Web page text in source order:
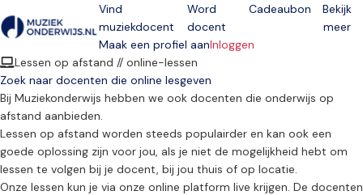
Open menu
Vind
muziekdocent
Word
docent
Cadeaubon
Bekijk
meer
Maak een profiel aanInloggen
Lessen op afstand // online-lessen
Zoek naar docenten die online lesgeven
Bij Muziekonderwijs hebben we ook docenten die onderwijs op
afstand aanbieden.
Lessen op afstand worden steeds populairder en kan ook een
goede oplossing zijn voor jou, als je niet de mogelijkheid hebt om
lessen te volgen bij je docent, bij jou thuis of op locatie.
Onze lessen kun je via onze online platform live krijgen. De docenten